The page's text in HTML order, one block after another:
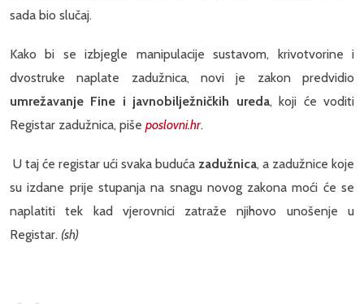
sada bio slučaj.
Kako bi se izbjegle manipulacije sustavom, krivotvorine i
dvostruke naplate zadužnica, novi je zakon predvidio
umrežavanje Fine i javnobilježničkih ureda, koji će voditi
Registar zadužnica, piše poslovni.hr.
U taj će registar ući svaka buduća zadužnica, a zadužnice koje
su izdane prije stupanja na snagu novog zakona moći će se
naplatiti tek kad vjerovnici zatraže njihovo unošenje u
Registar. (sh)